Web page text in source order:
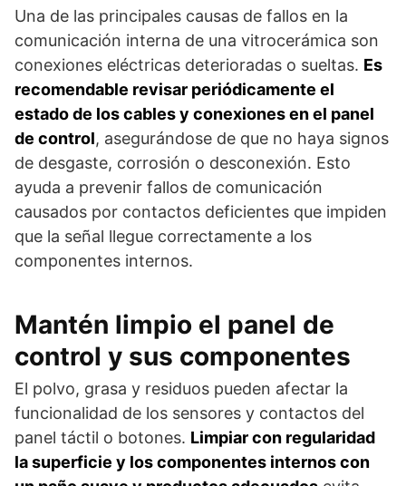
Una de las principales causas de fallos en la
comunicación interna de una vitrocerámica son
conexiones eléctricas deterioradas o sueltas. Es
recomendable revisar periódicamente el
estado de los cables y conexiones en el panel
de control, asegurándose de que no haya signos
de desgaste, corrosión o desconexión. Esto
ayuda a prevenir fallos de comunicación
causados por contactos deficientes que impiden
que la señal llegue correctamente a los
componentes internos.
Mantén limpio el panel de
control y sus componentes
El polvo, grasa y residuos pueden afectar la
funcionalidad de los sensores y contactos del
panel táctil o botones. Limpiar con regularidad
la superficie y los componentes internos con